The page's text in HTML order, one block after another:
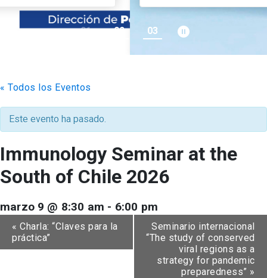
Académicos
Documentos FCB
Grupos de Investigación
Redes Internacionales
Estudiantes
Centro de Estudiantes
01 02 03 pause_circle_filled
« Todos los Eventos
Este evento ha pasado.
Immunology Seminar at the
South of Chile 2026
marzo 9 @ 8:30 am - 6:00 pm
« Charla: “Claves para la
práctica”
Seminario internacional
“The study of conserved
viral regions as a
strategy for pandemic
preparedness” »